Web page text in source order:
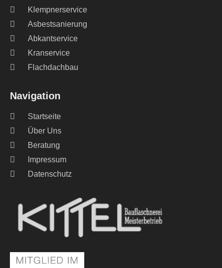
Navigation
Startseite
Über Uns
Beratung
Impressum
Datenschutz
Klempnerservice
Asbestsanierung
Abkantservice
Kranservice
Flachdachbau